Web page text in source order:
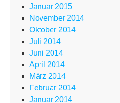
Januar 2015
November 2014
Oktober 2014
Juli 2014
Juni 2014
April 2014
März 2014
Februar 2014
Januar 2014